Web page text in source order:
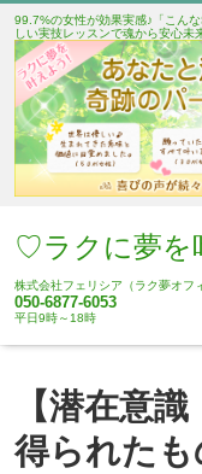
99.7%の女性が効果実感♪「こん
しい実技レッスンで魂から安心未
♡ラクに夢を
株式会社フェリシア（ラク夢オフ
050-6877-6053
平日9時～18時
【潜在意
得られた